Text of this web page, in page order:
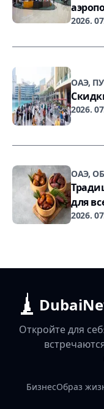
2026.
ОАЭ,
2026.
ОАЭ,
для
2026.
Откройте для
БизнесОбраз